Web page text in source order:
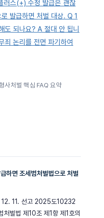
사처벌 핵심 FAQ 요약
하면 조세범처벌법으로 처벌
11. 선고 2025도10232
처벌법 제10조 제1항 제1호의